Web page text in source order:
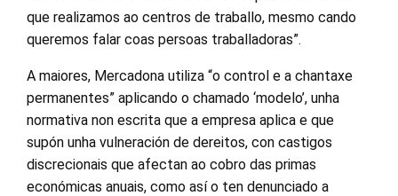
que realizamos ao centros de traballo, mesmo cando
queremos falar coas persoas traballadoras”.
A maiores, Mercadona utiliza “o control e a chantaxe
permanentes” aplicando o chamado ‘modelo’, unha
normativa non escrita que a empresa aplica e que
supón unha vulneración de dereitos, con castigos
discrecionais que afectan ao cobro das primas
económicas anuais, como así o ten denunciado a